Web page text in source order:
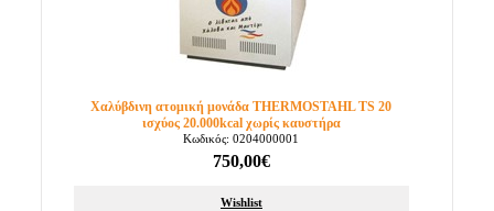
Χαλύβδινη ατομική μονάδα THERMOSTAHL TS 20
ισχύος 20.000kcal χωρίς καυστήρα
Κωδικός: 0204000001
750,00€
Wishlist